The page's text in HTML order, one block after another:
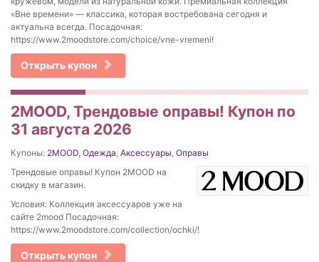
«Вне времени» — классика, которая востребована сегодня и
актуальна всегда. Посадочная:
https://www.2moodstore.com/choice/vne-vremeni!
Открыть купон
2MOOD, Трендовые оправы! Купон по
31 августа 2026
Купоны: 2MOOD, Одежда, Аксессуары, Оправы
Трендовые оправы! Купон 2MOOD на
скидку в магазин.
Условия: Коллекция аксессуаров уже на
сайте 2mood Посадочная:
https://www.2moodstore.com/collection/ochki/!
Открыть купон